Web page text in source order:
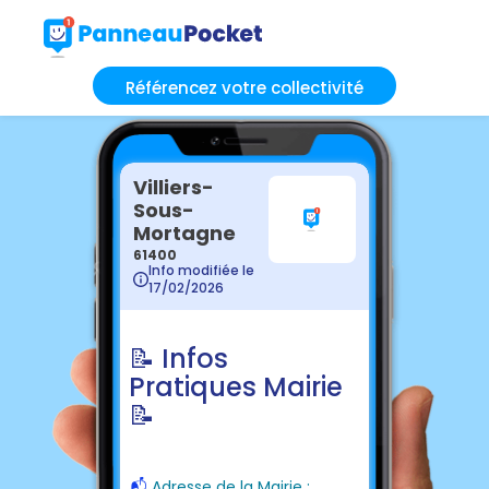
Référencez votre collectivité
Villiers-
Sous-
Mortagne
61400
Info modifiée le
17/02/2026
📝 Infos
Pratiques Mairie
📝